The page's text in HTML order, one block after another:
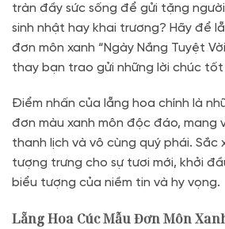
tràn đầy sức sống để gửi tặng
sinh nhật hay khai trương? Hãy để
đơn môn xanh “Ngày Nắng Tuyệt
thay bạn trao gửi những lời chúc
Điểm nhấn của lẵng hoa chính là
đơn màu xanh môn độc đáo, mang
thanh lịch và vô cùng quý phái. Sắc
tượng trưng cho sự tươi mới, khởi
biểu tượng của niềm tin và hy vọng.
Lẵng Hoa Cúc Mẫu Đơn Môn